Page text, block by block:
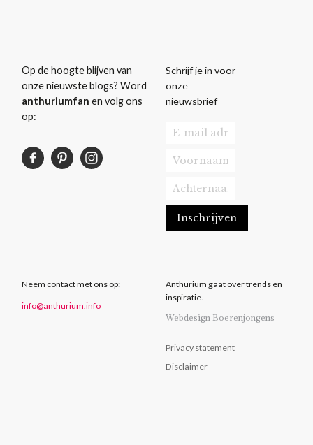
Op de hoogte blijven van
onze nieuwste blogs? Word
anthuriumfan en volg ons
op:
Schrijf je in voor
onze
nieuwsbrief
Neem contact met ons op:
info@anthurium.info
Anthurium gaat over trends en
inspiratie.
Webdesign Boerenjongens
Privacy statement
Disclaimer